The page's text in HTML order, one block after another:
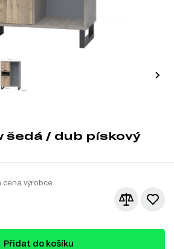
šedá / dub pískový
cena výrobce
Přidat do košíku